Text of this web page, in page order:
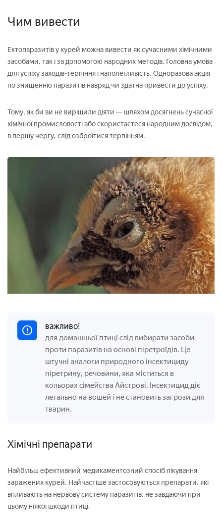
Чим вивести
Ектопаразитів у курей можна вивести як сучасними хімічними
засобами, так і за допомогою народних методів. Головна умова
для успіху заходів-терпіння і наполегливість. Одноразова акція
по знищенню паразитів навряд чи здатна привести до успіху.
Тому, як би ви не вирішили діяти — шляхом досягнень сучасної
хімічної промисловості або скористаєтеся народним досвідом,
в першу чергу, слід озброїтися терпінням.
важливо!
для домашньої птиці слід вибирати засоби
проти паразитів на основі піретроїдів. Це
штучні аналоги природного інсектициду
піретрину, речовини, яка міститься в
кольорах сімейства Айстрові. Інсектицид діє
летально на вошей і не становить загрози для
тварин.
Хімічні препарати
Найбільш ефективний медикаментозний спосіб лікування
заражених курей. Найчастіше застосовуються препарати, які
впливають на нервову систему паразитів, не завдаючи при
цьому ніякої шкоди птиці.